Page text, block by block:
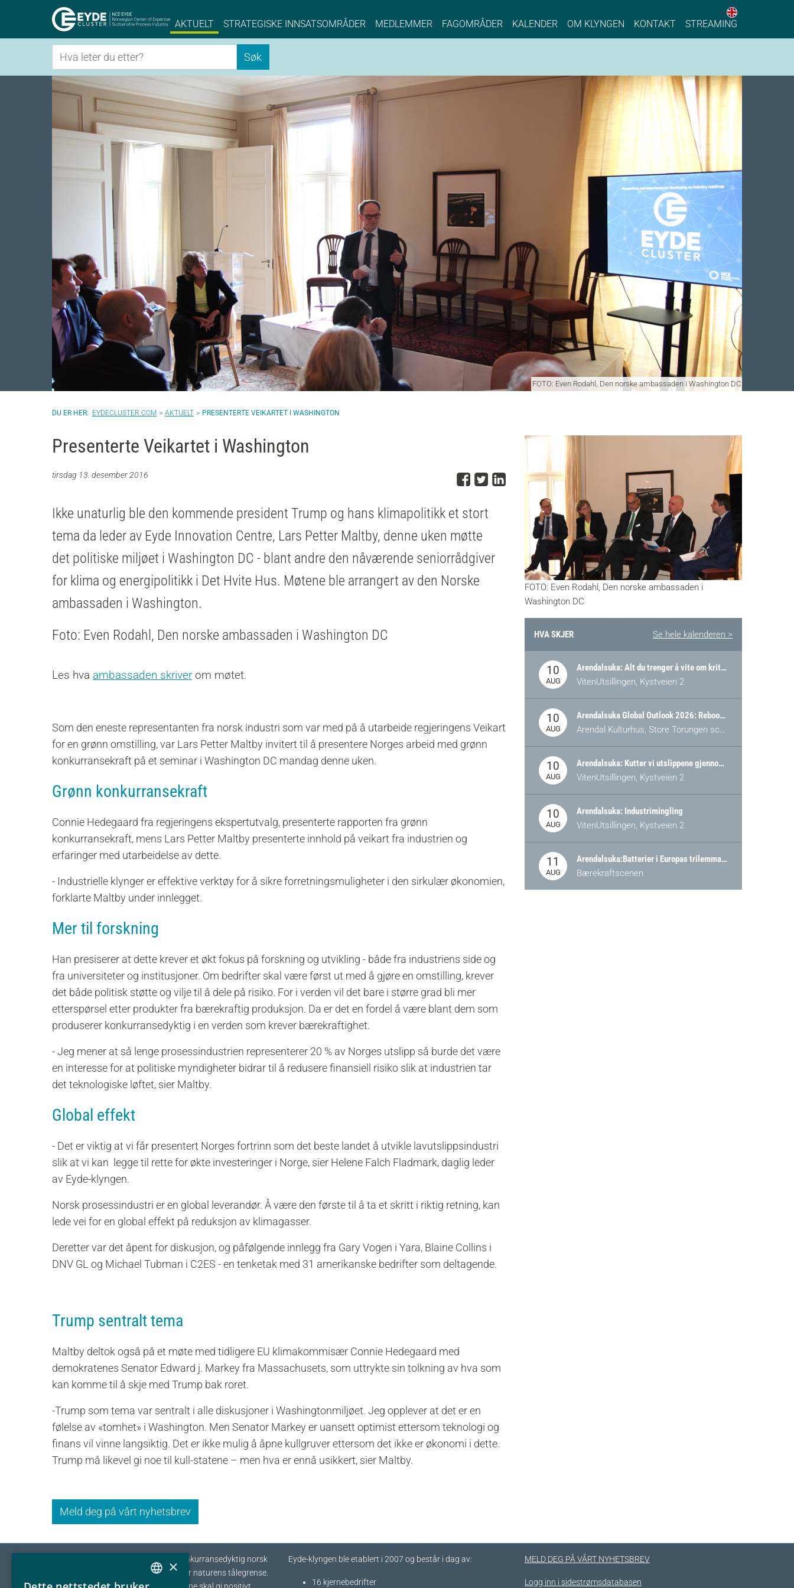
Eyde-Cluster | NCE EYDE, Norwegian Center of Expertise, Sustainable Process Industry
AKTUELT STRATEGISKE INNSATSOMRÅDER MEDLEMMER FAGOMRÅDER KALENDER OM KLYNGEN KONTAKT STREAMING
English
Søk Søk
FOTO: Even Rodahl, Den norske ambassaden i Washington DC
EYDECLUSTER.COM AKTUELT PRESENTERTE VEIKARTET I WASHINGTON
Presenterte Veikartet i Washington
tirsdag 13. desember 2016 Del på Facebook
Del på Twitter
Del på LinkedIn
Ikke unaturlig ble den kommende president Trump og hans klimapolitikk et stort
tema da leder av Eyde Innovation Centre, Lars Petter Maltby, denne uken møtte
det politiske miljøet i Washington DC - blant andre den nåværende seniorrådgiver
for klima og energipolitikk i Det Hvite Hus. Møtene ble arrangert av den Norske
ambassaden i Washington.
Foto: Even Rodahl, Den norske ambassaden i Washington DC
Les hva ambassaden skriverom møtet.
Som den eneste representanten fra norsk industri som var med på å utarbeide regjeringens Veikart
for en grønn omstilling, var Lars Petter Maltby invitert til å presentere Norges arbeid med grønn
konkurransekraft på et seminar i Washington DC mandag denne uken.
Grønn konkurransekraft
Connie Hedegaard fra regjeringens ekspertutvalg, presenterte rapporten fra grønn
konkurransekraft, mens Lars Petter Maltby presenterte innhold på veikart fra industrien og
erfaringer med utarbeidelse av dette.
- Industrielle klynger er effektive verktøy for å sikre forretningsmuligheter i den sirkulær økonomien,
forklarte Maltby under innlegget.
Mer til forskning
Han presiserer at dette krever et økt fokus på forskning og utvikling - både fra industriens side og
fra universiteter og institusjoner. Om bedrifter skal være først ut med å gjøre en omstilling, krever
det både politisk støtte og vilje til å dele på risiko. For i verden vil det bare i større grad bli mer
etterspørsel etter produkter fra bærekraftig produksjon. Da er det en fordel å være blant dem som
produserer konkurransedyktig i en verden som krever bærekraftighet.
- Jeg mener at så lenge prosessindustrien representerer 20 % av Norges utslipp så burde det være
en interesse for at politiske myndigheter bidrar til å redusere finansiell risiko slik at industrien tar
det teknologiske løftet, sier Maltby.
Global effekt
- Det er viktig at vi får presentert Norges fortrinn som det beste landet å utvikle lavutslippsindustri
slik at vi kan legge til rette for økte investeringer i Norge, sier Helene Falch Fladmark, daglig leder
av Eyde-klyngen.
Norsk prosessindustri er en global leverandør. Å være den første til å ta et skritt i riktig retning, kan
lede vei for en global effekt på reduksjon av klimagasser.
Deretter var det åpent for diskusjon, og påfølgende innlegg fra Gary Vogen i Yara, Blaine Collins i
DNV GL og Michael Tubman i C2ES - en tenketak med 31 amerikanske bedrifter som deltagende.
Trump sentralt tema
Maltby deltok også på et møte med tidligere EU klimakommisær Connie Hedegaard med
demokratenes Senator Edward j. Markey fra Massachusets, som uttrykte sin tolkning av hva som
kan komme til å skje med Trump bak roret.
-Trump som tema var sentralt i alle diskusjoner i Washingtonmiljøet. Jeg opplever at det er en
følelse av «tomhet» i Washington. Men Senator Markey er uansett optimist ettersom teknologi og
finans vil vinne langsiktig. Det er ikke mulig å åpne kullgruver ettersom det ikke er økonomi i dette.
Trump må likevel gi noe til kull-statene – men hva er ennå usikkert, sier Maltby.
Meld deg på vårt nyhetsbrev
FOTO: Even Rodahl, Den norske ambassaden i
Washington DC
HVA SKJER Se hele kalenderen >
10
AUG
Arendalsuka: Alt du trenger å vite om kritiske og strategiske verdikjeder i Norge
VitenUtsillingen, Kystveien 2
10
AUG
Arendalsuka Global Outlook 2026: Rebooting Democracy for a New World Order
Arendal Kulturhus, Store Torungen scene
10
AUG
Arendalsuka: Kutter vi utslippene gjennom omstilling – eller tap av industri?
VitenUtsillingen, Kystveien 2
10
AUG
Arendalsuka: Industrimingling
VitenUtsillingen, Kystveien 2
11
AUG
Arendalsuka:Batterier i Europas trilemma: Energisikkerhet, konkurransekraft og bærekraft (Battery Norway-arrangement)
Bærekraftscenen
Eyde-klyngen skal sikre tilvekst og konkurransedyktig norsk
prosessindustri som opererer innenfor naturens tålegrense.
Eyde-klyngen ble etablert i 2007 og består i dag av:
16 kjernebedrifter​
MELD DEG PÅ VÅRT NYHETSBREV
Logg inn i sidestrømsdatabasen
×